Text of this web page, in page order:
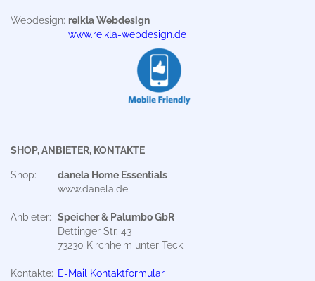
Webdesign: reikla Webdesign
www.reikla-webdesign.de
SHOP, ANBIETER, KONTAKTE
Shop:
danela Home Essentials
www.danela.de
Anbieter:
Speicher & Palumbo GbR
Dettinger Str. 43
73230 Kirchheim unter Teck
Kontakte: E-Mail Kontaktformular